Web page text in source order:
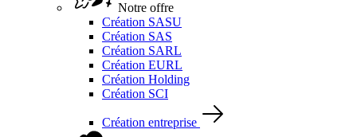
Notre offre
Création SASU
Création SAS
Création SARL
Création EURL
Création Holding
Création SCI
Création entreprise